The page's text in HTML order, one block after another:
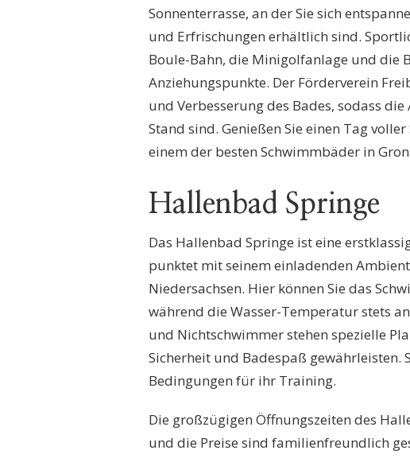
Sonnenterrasse, an der Sie sich
und Erfrischungen erhältlich sind.
Boule-Bahn, die Minigolfanlage und die
Anziehungspunkte. Der Förderverein
und Verbesserung des Bades, sodass
Stand sind. Genießen Sie einen Tag
einem der besten Schwimmbäder in
Hallenbad Springe
Das Hallenbad Springe ist eine
punktet mit seinem einladenden
Niedersachsen. Hier können Sie das
während die Wasser-Temperatur stets
und Nichtschwimmer stehen spezielle
Sicherheit und Badespaß
Bedingungen für ihr Training.
Die großzügigen Öffnungszeiten des
und die Preise sind familienfreundlich